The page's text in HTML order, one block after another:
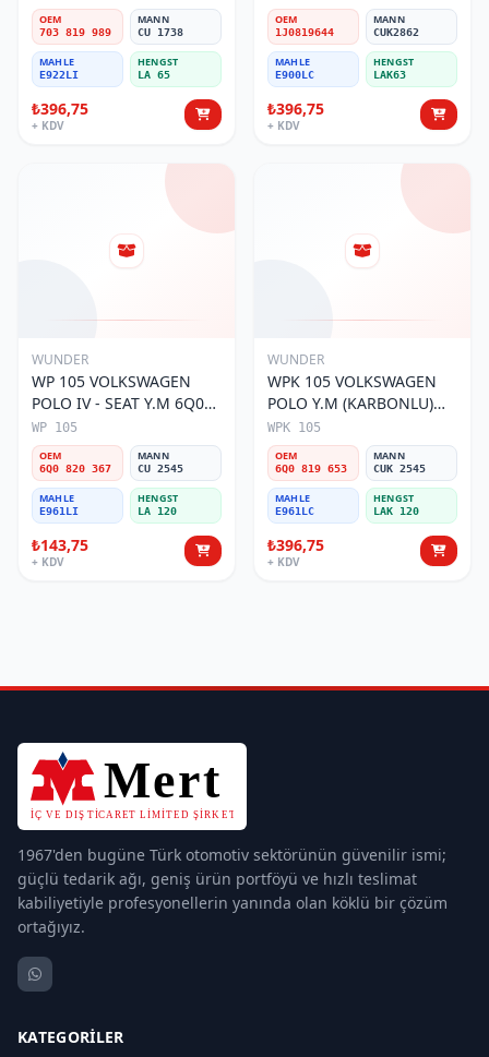
OEM
703 819 989
MANN
CU 1738
MAHLE
E922LI
HENGST
LA 65
₺396,75
+ KDV
OEM
1J0819644
MANN
CUK2862
MAHLE
E900LC
HENGST
LAK63
₺396,75
+ KDV
WUNDER
WP 105 VOLKSWAGEN
POLO IV - SEAT Y.M 6Q0
820 367 Polen Filtresi
WP 105
OEM
6Q0 820 367
MANN
CU 2545
MAHLE
E961LI
HENGST
LA 120
₺143,75
+ KDV
WUNDER
WPK 105 VOLKSWAGEN
POLO Y.M (KARBONLU)
6Q0 819 653 Polen Filtresi
WPK 105
OEM
6Q0 819 653
MANN
CUK 2545
MAHLE
E961LC
HENGST
LAK 120
₺396,75
+ KDV
1967'den bugüne Türk otomotiv sektörünün güvenilir ismi;
güçlü tedarik ağı, geniş ürün portföyü ve hızlı teslimat
kabiliyetiyle profesyonellerin yanında olan köklü bir çözüm
ortağıyız.
KATEGORILER